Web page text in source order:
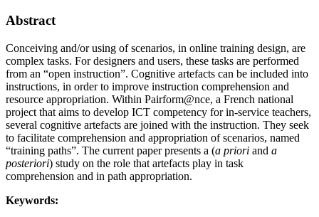
Abstract
Conceiving and/or using of scenarios, in online training design, are
complex tasks. For designers and users, these tasks are performed
from an “open instruction”. Cognitive artefacts can be included into
instructions, in order to improve instruction comprehension and
resource appropriation. Within Pairform@nce, a French national
project that aims to develop ICT competency for in-service teachers,
several cognitive artefacts are joined with the instruction. They seek
to facilitate comprehension and appropriation of scenarios, named
“training paths”. The current paper presents a (a priori and a
posteriori) study on the role that artefacts play in task
comprehension and in path appropriation.
Keywords: